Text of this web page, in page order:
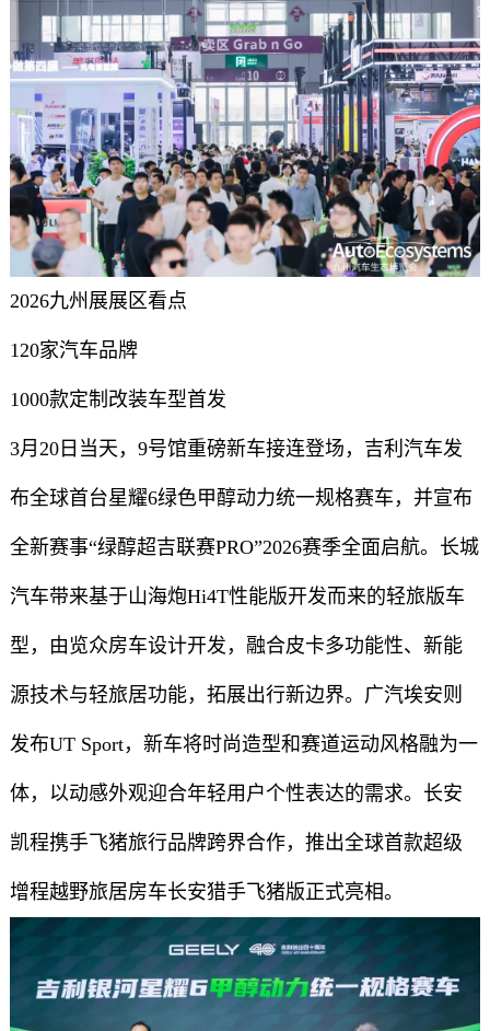
2026九州展展区看点
120家汽车品牌
1000款定制改装车型首发
3月20日当天，9号馆重磅新车接连登场，吉利汽车发
布全球首台星耀6绿色甲醇动力统一规格赛车，并宣布
全新赛事“绿醇超吉联赛PRO”2026赛季全面启航。长城
汽车带来基于山海炮Hi4T性能版开发而来的轻旅版车
型，由览众房车设计开发，融合皮卡多功能性、新能
源技术与轻旅居功能，拓展出行新边界。广汽埃安则
发布UT Sport，新车将时尚造型和赛道运动风格融为一
体，以动感外观迎合年轻用户个性表达的需求。长安
凯程携手飞猪旅行品牌跨界合作，推出全球首款超级
增程越野旅居房车长安猎手飞猪版正式亮相。